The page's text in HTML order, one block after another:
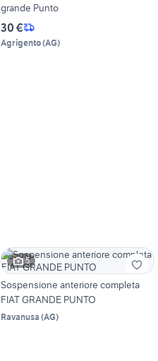
grande Punto
30 €
Agrigento(AG)
5
Sospensione anteriore completa
FIAT GRANDE PUNTO
Ravanusa (AG)